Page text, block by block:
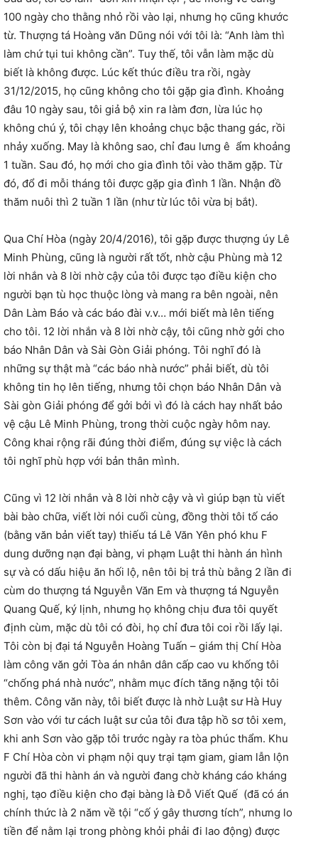
100 ngày cho thằng nhỏ rồi vào lại, nhưng họ cũng khước
từ. Thượng tá Hoàng văn Dũng nói với tôi là: “Anh làm thì
làm chứ tụi tui không cần”. Tuy thế, tôi vẫn làm mặc dù
biết là không được. Lúc kết thúc điều tra rồi, ngày
31/12/2015, họ cũng không cho tôi gặp gia đình. Khoảng
đâu 10 ngày sau, tôi giả bộ xin ra làm đơn, lừa lúc họ
không chú ý, tôi chạy lên khoảng chục bậc thang gác, rồi
nhảy xuống. May là không sao, chỉ đau lưng ê ẩm khoảng
1 tuần. Sau đó, họ mới cho gia đình tôi vào thăm gặp. Từ
đó, đổ đi mỗi tháng tôi được gặp gia đình 1 lần. Nhận đồ
thăm nuôi thì 2 tuần 1 lần (như từ lúc tôi vừa bị bắt).
Qua Chí Hòa (ngày 20/4/2016), tôi gặp được thượng úy Lê
Minh Phùng, cũng là người rất tốt, nhờ cậu Phùng mà 12
lời nhắn và 8 lời nhờ cậy của tôi được tạo điều kiện cho
người bạn tù học thuộc lòng và mang ra bên ngoài, nên
Dân Làm Báo và các báo đài v.v… mới biết mà lên tiếng
cho tôi. 12 lời nhắn và 8 lời nhờ cậy, tôi cũng nhờ gởi cho
báo Nhân Dân và Sài Gòn Giải phóng. Tôi nghĩ đó là
những sự thật mà “các báo nhà nước” phải biết, dù tôi
không tin họ lên tiếng, nhưng tôi chọn báo Nhân Dân và
Sài gòn Giải phóng để gởi bởi vì đó là cách hay nhất bảo
vệ cậu Lê Minh Phùng, trong thời cuộc ngày hôm nay.
Công khai rộng rãi đúng thời điểm, đúng sự việc là cách
tôi nghĩ phù hợp với bản thân mình.
Cũng vì 12 lời nhắn và 8 lời nhờ cậy và vì giúp bạn tù viết
bài bào chữa, viết lời nói cuối cùng, đồng thời tôi tố cáo
(bằng văn bản viết tay) thiếu tá Lê Văn Yên phó khu F
dung dưỡng nạn đại bàng, vi phạm Luật thi hành án hình
sự và có dấu hiệu ăn hối lộ, nên tôi bị trả thù bằng 2 lần đi
cùm do thượng tá Nguyễn Văn Em và thượng tá Nguyễn
Quang Quế, ký lịnh, nhưng họ không chịu đưa tôi quyết
định cùm, mặc dù tôi có đòi, họ chỉ đưa tôi coi rồi lấy lại.
Tôi còn bị đại tá Nguyễn Hoàng Tuấn – giám thị Chí Hòa
làm công văn gởi Tòa án nhân dân cấp cao vu khống tôi
“chống phá nhà nước”, nhằm mục đích tăng nặng tội tôi
thêm. Công văn này, tôi biết được là nhờ Luật sư Hà Huy
Sơn vào với tư cách luật sư của tôi đưa tập hồ sơ tôi xem,
khi anh Sơn vào gặp tôi trước ngày ra tòa phúc thẩm. Khu
F Chí Hòa còn vi phạm nội quy trại tạm giam, giam lẫn lộn
người đã thi hành án và người đang chờ kháng cáo kháng
nghị, tạo điều kiện cho đại bàng là Đỗ Viết Quế (đã có án
chính thức là 2 năm về tội “cố ý gây thương tích”, nhưng lo
tiền để nằm lại trong phòng khỏi phải đi lao động) được